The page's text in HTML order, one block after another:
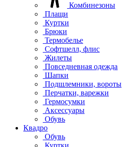
Комбинезоны
Плащи
Куртки
Брюки
Термобелье
Софтшелл, флис
Жилеты
Повседневная одежда
Шапки
Подшлемники, вороты
Перчатки, варежки
Гермосумки
Аксессуары
Обувь
Квадро
Обувь
Куртки